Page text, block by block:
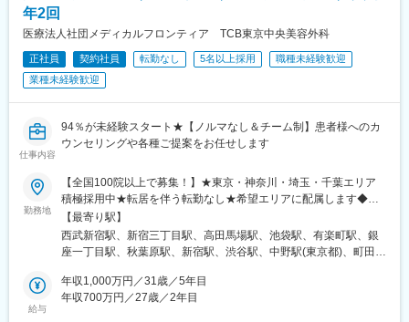
年2回
医療法人社団メディカルフロンティア TCB東京中央美容外科
正社員 契約社員 転勤なし 5名以上採用
職種未経験歓迎
業種未経験歓迎
仕事内容
94％が未経験スタート★【ノルマなし＆チーム制】患者様へのカ
ウンセリングや各種ご提案をお任せします
勤務地
【全国100院以上で募集！】★東京・神奈川・埼玉・千葉エリア
積極採用中★転居を伴う転勤なし★希望エリアに配属します◆ク
リニック一覧＜全国100院以上展開＞【北海道・東北】旭川駅前
院、青森院、盛岡院、秋田院、山形院、仙台駅前院、福島院、郡
山院 など【関東】新宿東口院、池袋駅前院、品川院、秋葉原
横浜院、大宮東口院、水戸院、つくば院、宇都宮院、高崎院、前
橋院 など【中部】名古屋駅前院 、名古屋栄院、金山院、岐阜
【最寄り駅】
西武新宿駅、新宿三丁目駅、高田馬場駅、池袋駅、有楽町駅、銀
座一丁目駅、秋葉原駅、新宿駅、渋谷駅、中野駅(東京都)、町田
浜駅、横浜駅、川崎駅、藤沢駅、本厚木駅、大宮駅(埼玉県)、川口
駅、川越駅、南越谷駅、宇都宮駅、水戸駅、つくば駅、千葉駅、
給与
年収1,000万円／31歳／5年目
年収700万円／27歳／2年目